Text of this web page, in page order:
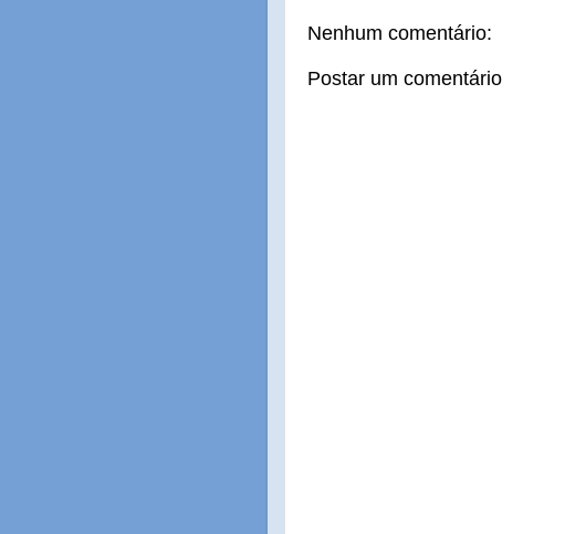
Nenhum comentário:
Postar um comentário